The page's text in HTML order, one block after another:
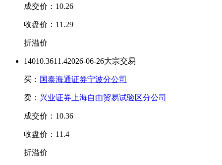
成交价：10.26
收盘价：11.29
折溢价
14010.3611.42026-06-26大宗交易
买： 国泰海通证券宁波分公司
卖： 兴业证券上海自由贸易试验区分公司
成交价：10.36
收盘价：11.4
折溢价